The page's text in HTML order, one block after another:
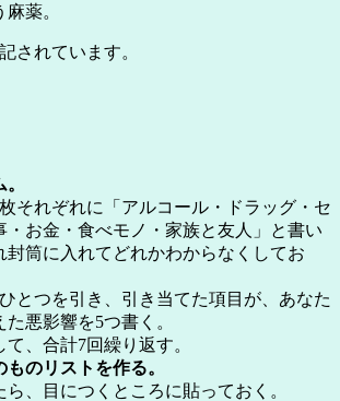
薬。
されています。
それぞれに「アルコール・ドラッグ・セ
・お金・食べモノ・家族と友人」と書い
封筒に入れてどれかわからなくしてお
とつを引き、引き当てた項目が、あなた
悪影響を5つ書く。
、合計7回繰り返す。
のリストを作る。
、目につくところに貼っておく。